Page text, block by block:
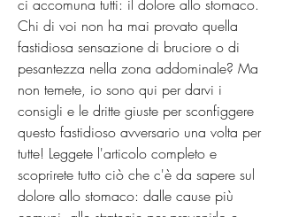
ci accomuna tutti: il dolore allo stomaco.
Chi di voi non ha mai provato quella
fastidiosa sensazione di bruciore o di
pesantezza nella zona addominale? Ma
non temete, io sono qui per darvi i
consigli e le dritte giuste per sconfiggere
questo fastidioso avversario una volta per
tutte! Leggete l'articolo completo e
scoprirete tutto ciò che c'è da sapere sul
dolore allo stomaco: dalle cause più